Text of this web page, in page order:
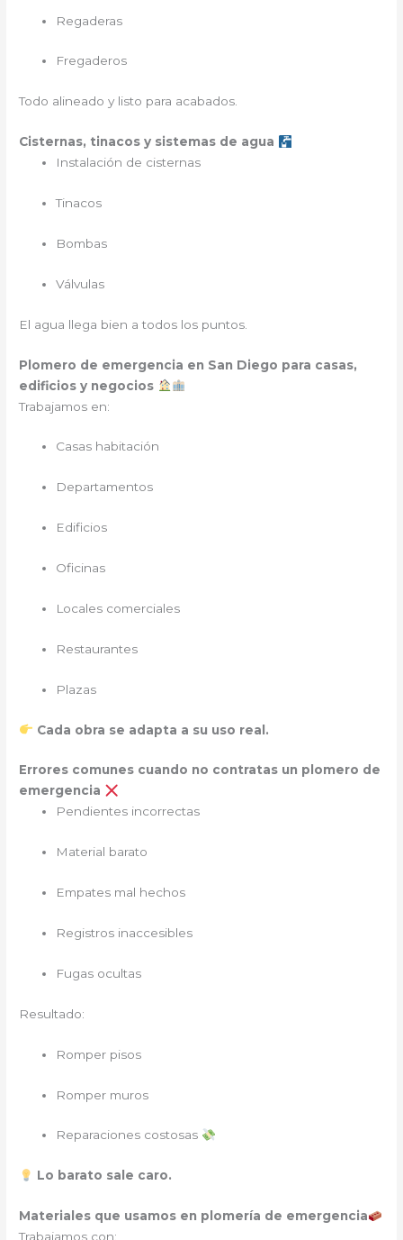
Regaderas
Fregaderos
Todo alineado y listo para acabados.
Cisternas, tinacos y sistemas de agua
Instalación de cisternas
Tinacos
Bombas
Válvulas
El agua llega bien a todos los puntos.
Plomero de emergencia en San Diego para casas,
edificios y negocios
Trabajamos en:
Casas habitación
Departamentos
Edificios
Oficinas
Locales comerciales
Restaurantes
Plazas
Cada obra se adapta a su uso real.
Errores comunes cuando no contratas un plomero de
emergencia
Pendientes incorrectas
Material barato
Empates mal hechos
Registros inaccesibles
Fugas ocultas
Resultado:
Romper pisos
Romper muros
Reparaciones costosas
Lo barato sale caro.
Materiales que usamos en plomería de emergencia
Trabajamos con: